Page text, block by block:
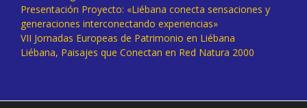
Presentación Proyecto: «Liébana conecta sensaciones y
generaciones interconectando experiencias»
VII Jornadas Europeas de Patrimonio en Liébana
Liébana, Paisajes que Conectan en Red Natura 2000